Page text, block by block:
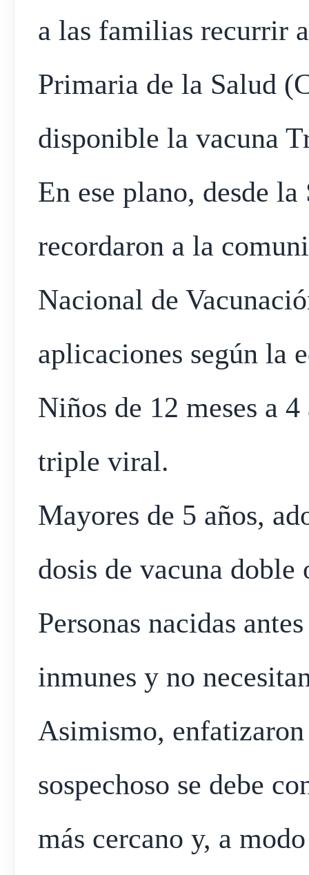
a las familias recurrir
Primaria de la Salud
disponible la vacuna
En ese plano, desde
recordaron a la
Nacional de
aplicaciones según la
Niños de 12 meses a
triple viral.
Mayores de 5 años,
dosis de vacuna
Personas nacidas
inmunes y no
Asimismo, enfatizaron
sospechoso se debe
más cercano y, a